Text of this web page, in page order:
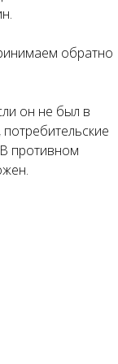
обратно
он не был в
противном
6 недель